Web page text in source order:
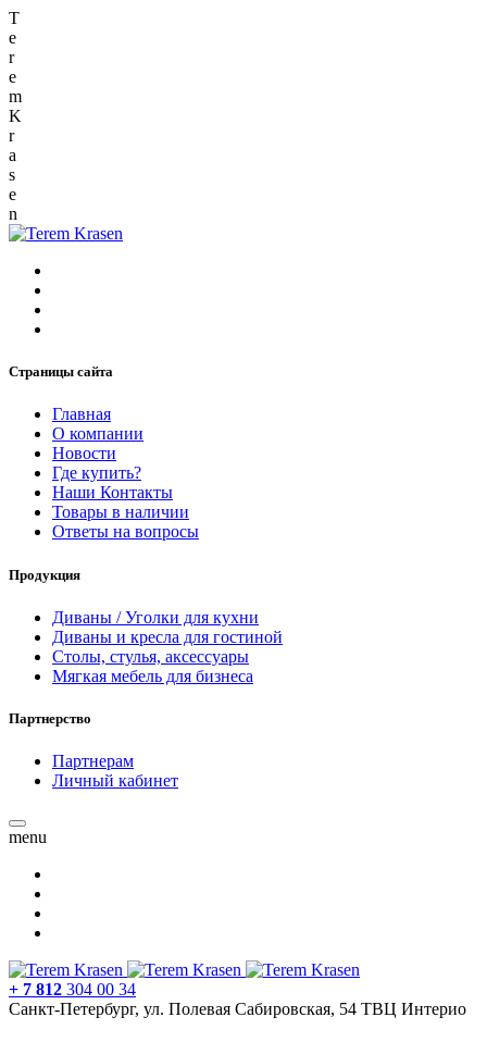
T
e
r
e
m
K
r
a
s
e
n
Страницы сайта
Главная
О компании
Новости
Где купить?
Наши Контакты
Товары в наличии
Ответы на вопросы
Продукция
Диваны / Уголки для кухни
Диваны и кресла для гостиной
Столы, стулья, аксессуары
Мягкая мебель для бизнеса
Партнерство
Партнерам
Личный кабинет
menu
+ 7 812 304 00 34
Санкт-Петербург, ул. Полевая Сабировская, 54 ТВЦ Интерио